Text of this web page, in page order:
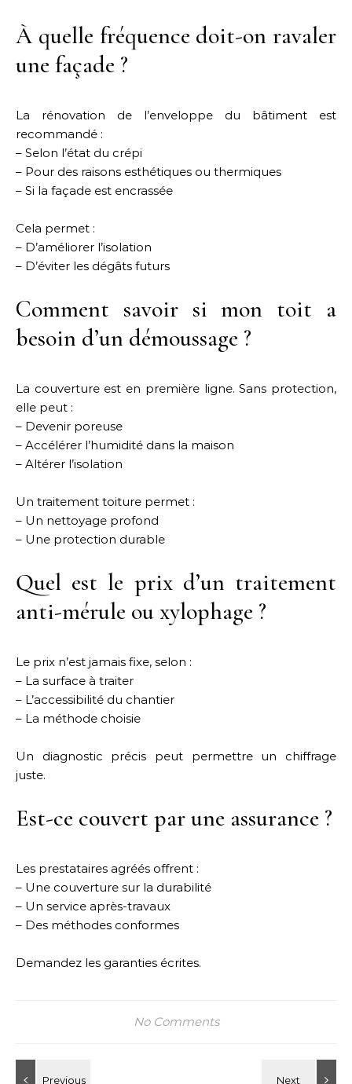
À quelle fréquence doit-on ravaler
une façade ?
La rénovation de l’enveloppe du bâtiment est
recommandé :
– Selon l’état du crépi
– Pour des raisons esthétiques ou thermiques
– Si la façade est encrassée
Cela permet :
– D’améliorer l’isolation
– D’éviter les dégâts futurs
Comment savoir si mon toit a
besoin d’un démoussage ?
La couverture est en première ligne. Sans protection,
elle peut :
– Devenir poreuse
– Accélérer l’humidité dans la maison
– Altérer l’isolation
Un traitement toiture permet :
– Un nettoyage profond
– Une protection durable
Quel est le prix d’un traitement
anti-mérule ou xylophage ?
Le prix n’est jamais fixe, selon :
– La surface à traiter
– L’accessibilité du chantier
– La méthode choisie
Un diagnostic précis peut permettre un chiffrage
juste.
Est-ce couvert par une assurance ?
Les prestataires agréés offrent :
– Une couverture sur la durabilité
– Un service après-travaux
– Des méthodes conformes
Demandez les garanties écrites.
No Comments